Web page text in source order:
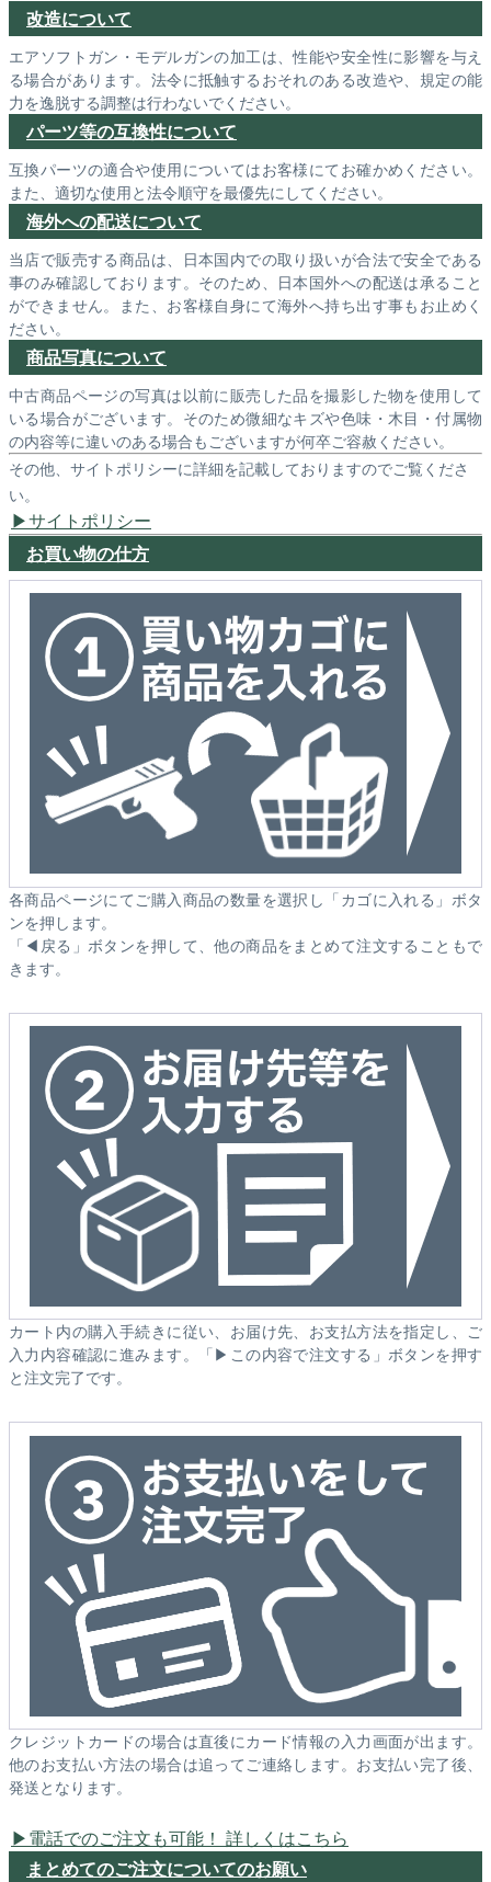
改造について
エアソフトガン・モデルガンの加工は、性能や安全性に影響を与え
る場合があります。法令に抵触するおそれのある改造や、規定の能
力を逸脱する調整は行わないでください。
パーツ等の互換性について
互換パーツの適合や使用についてはお客様にてお確かめください。
また、適切な使用と法令順守を最優先にしてください。
海外への配送について
当店で販売する商品は、日本国内での取り扱いが合法で安全である
事のみ確認しております。そのため、日本国外への配送は承ること
ができません。また、お客様自身にて海外へ持ち出す事もお止めく
ださい。
商品写真について
中古商品ページの写真は以前に販売した品を撮影した物を使用して
いる場合がございます。そのため微細なキズや色味・木目・付属物
の内容等に違いのある場合もございますが何卒ご容赦ください。
その他、サイトポリシーに詳細を記載しておりますのでご覧くださ
い。
サイトポリシー
お買い物の仕方
各商品ページにてご購入商品の数量を選択し「カゴに入れる」ボタ
ンを押します。
「◀戻る」ボタンを押して、他の商品をまとめて注文することもで
きます。
カート内の購入手続きに従い、お届け先、お支払方法を指定し、ご
入力内容確認に進みます。「▶この内容で注文する」ボタンを押す
と注文完了です。
クレジットカードの場合は直後にカード情報の入力画面が出ます。
他のお支払い方法の場合は追ってご連絡します。お支払い完了後、
発送となります。
電話でのご注文も可能！ 詳しくはこちら
まとめてのご注文についてのお願い